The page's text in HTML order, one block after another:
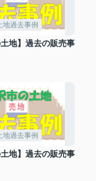
地過去事例
土地】過去の販売事
地過去事例
土地】過去の販売事